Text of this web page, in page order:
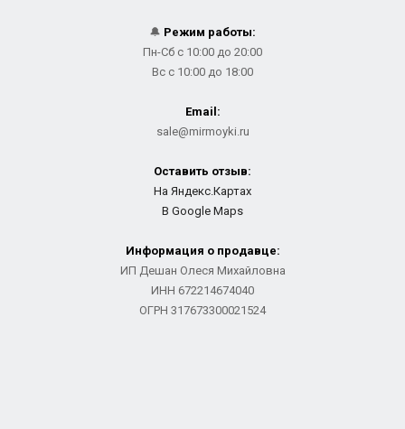
🔔 Режим работы:
Пн-Сб с 10:00 до 20:00
Вс с 10:00 до 18:00
Email:
sale@mirmoyki.ru
Оставить отзыв:
На Яндекс.Картах
В Google Maps
Информация о продавце:
ИП Дешан Олеся Михайловна
ИНН 672214674040
ОГРН 317673300021524